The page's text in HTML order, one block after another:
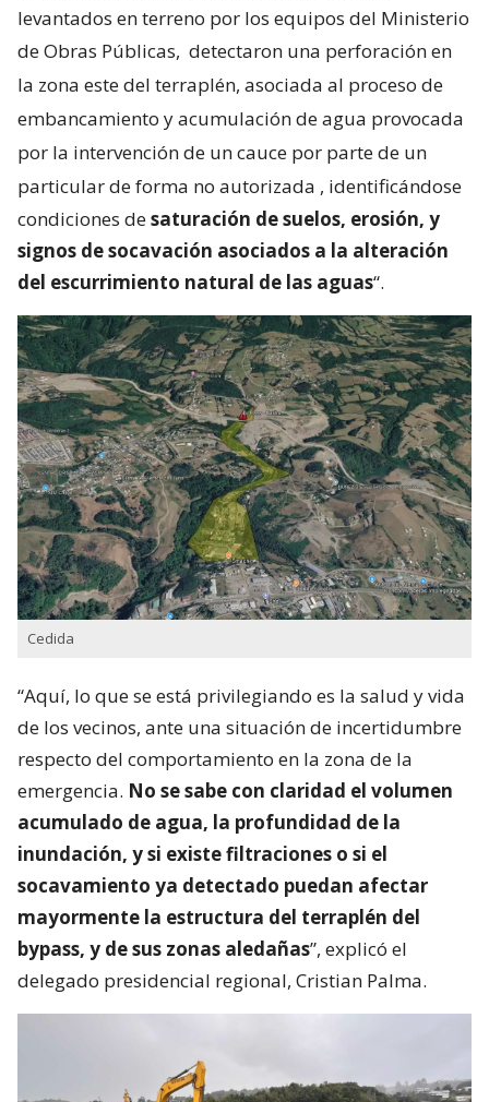
levantados en terreno por los equipos del Ministerio
de Obras Públicas, detectaron una perforación en
la zona este del terraplén, asociada al proceso de
embancamiento y acumulación de agua provocada
por la intervención de un cauce por parte de un
particular de forma no autorizada , identificándose
condiciones desaturación de suelos, erosión, y
signos de socavación asociados a la alteración
del escurrimiento natural de las aguas“.
Cedida
“Aquí, lo que se está privilegiando es la salud y vida
de los vecinos, ante una situación de incertidumbre
respecto del comportamiento en la zona de la
emergencia. No se sabe con claridad el volumen
acumulado de agua, la profundidad de la
inundación, y si existe filtraciones o si el
socavamiento ya detectado puedan afectar
mayormente la estructura del terraplén del
bypass, y de sus zonas aledañas”, explicó el
delegado presidencial regional, Cristian Palma.